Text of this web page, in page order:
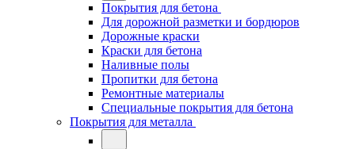
Покрытия для бетона
Для дорожной разметки и бордюров
Дорожные краски
Краски для бетона
Наливные полы
Пропитки для бетона
Ремонтные материалы
Специальные покрытия для бетона
Покрытия для металла